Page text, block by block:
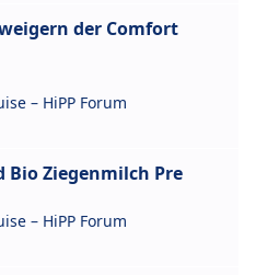
der Comfort
– HiPP Forum
Bio Ziegenmilch Pre
– HiPP Forum